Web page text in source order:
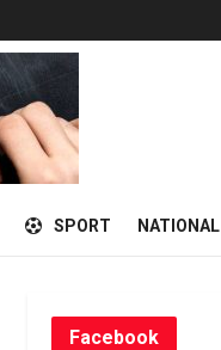
SPORT NATIONAL
Facebook